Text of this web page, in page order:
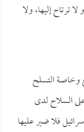
لا ترتاح إليها، ولا
وخاصة التسلح
السلاح لدى
فلا ضير عليها